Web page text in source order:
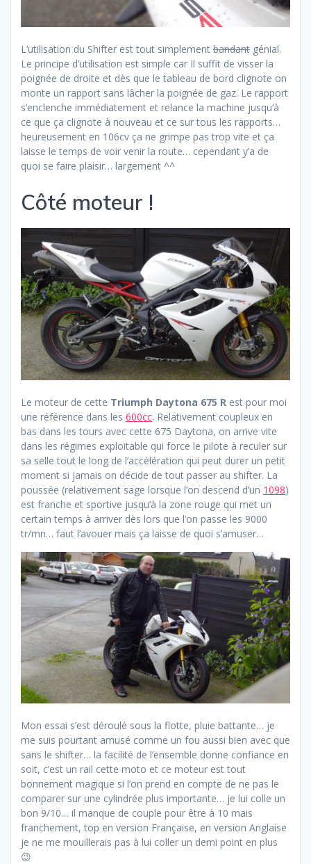
L’utilisation du Shifter est tout simplement bandant génial.
Le principe d’utilisation est simple car Il suffit de visser la
poignée de droite et dès que le tableau de bord clignote on
monte un rapport sans lâcher la poignée de gaz. Le rapport
s’enclenche immédiatement et relance la machine jusqu’à
ce que ça clignote à nouveau et ce sur tous les rapports…
heureusement en 106cv ça ne grimpe pas trop vite et ça
laisse le temps de voir venir la route… cependant y’a de
quoi se faire plaisir… largement ^^
Côté moteur !
Le moteur de cette Triumph Daytona 675 R est pour moi
une référence dans les 600cc. Relativement coupleux en
bas dans les tours avec cette 675 Daytona, on arrive vite
dans les régimes exploitable qui force le pilote à reculer sur
sa selle tout le long de l’accélération qui peut durer un petit
moment si jamais on décide de tout passer au shifter. La
poussée (relativement sage lorsque l’on descend d’un 1098)
est franche et sportive jusqu’à la zone rouge qui met un
certain temps à arriver dès lors que l’on passe les 9000
tr/mn… faut l’avouer mais ça laisse de quoi s’amuser…
Mon essai s’est déroulé sous la flotte, pluie battante… je
me suis pourtant amusé comme un fou aussi bien avec que
sans le shifter… la facilité de l’ensemble donne confiance en
soit, c’est un rail cette moto et ce moteur est tout
bonnement magique si l’on prend en compte de ne pas le
comparer sur une cylindrée plus importante… je lui colle un
bon 9/10… il manque de couple pour être à 10 mais
franchement, top en version Française, en version Anglaise
je ne me mouillerais pas à lui coller un demi point en plus
😉